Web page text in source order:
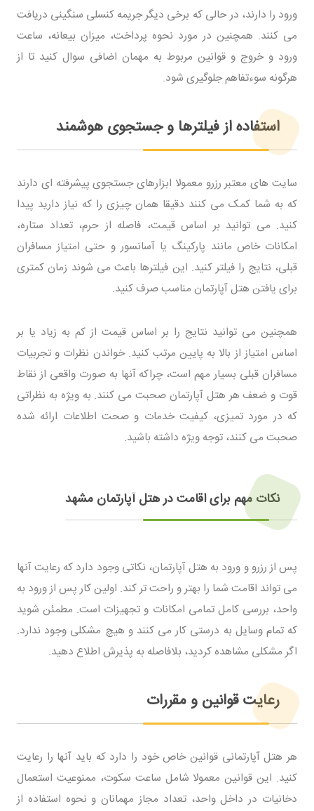
ورود را دارند، در حالی که برخی دیگر جریمه کنسلی سنگینی دریافت
می کنند. همچنین در مورد نحوه پرداخت، میزان بیعانه، ساعت
ورود و خروج و قوانین مربوط به مهمان اضافی سوال کنید تا از
هرگونه سوءتفاهم جلوگیری شود.
استفاده از فیلترها و جستجوی هوشمند
سایت های معتبر رزرو معمولا ابزارهای جستجوی پیشرفته ای دارند
که به شما کمک می کنند دقیقا همان چیزی را که نیاز دارید پیدا
کنید. می توانید بر اساس قیمت، فاصله از حرم، تعداد ستاره،
امکانات خاص مانند پارکینگ یا آسانسور و حتی امتیاز مسافران
قبلی، نتایج را فیلتر کنید. این فیلترها باعث می شوند زمان کمتری
برای یافتن هتل آپارتمان مناسب صرف کنید.
همچنین می توانید نتایج را بر اساس قیمت از کم به زیاد یا بر
اساس امتیاز از بالا به پایین مرتب کنید. خواندن نظرات و تجربیات
مسافران قبلی بسیار مهم است، چراکه آنها به صورت واقعی از نقاط
قوت و ضعف هر هتل آپارتمان صحبت می کنند. به ویژه به نظراتی
که در مورد تمیزی، کیفیت خدمات و صحت اطلاعات ارائه شده
صحبت می کنند، توجه ویژه داشته باشید.
نکات مهم برای اقامت در هتل آپارتمان مشهد
پس از رزرو و ورود به هتل آپارتمان، نکاتی وجود دارد که رعایت آنها
می تواند اقامت شما را بهتر و راحت تر کند. اولین کار پس از ورود به
واحد، بررسی کامل تمامی امکانات و تجهیزات است. مطمئن شوید
که تمام وسایل به درستی کار می کنند و هیچ مشکلی وجود ندارد.
اگر مشکلی مشاهده کردید، بلافاصله به پذیرش اطلاع دهید.
رعایت قوانین و مقررات
هر هتل آپارتمانی قوانین خاص خود را دارد که باید آنها را رعایت
کنید. این قوانین معمولا شامل ساعت سکوت، ممنوعیت استعمال
دخانیات در داخل واحد، تعداد مجاز مهمانان و نحوه استفاده از